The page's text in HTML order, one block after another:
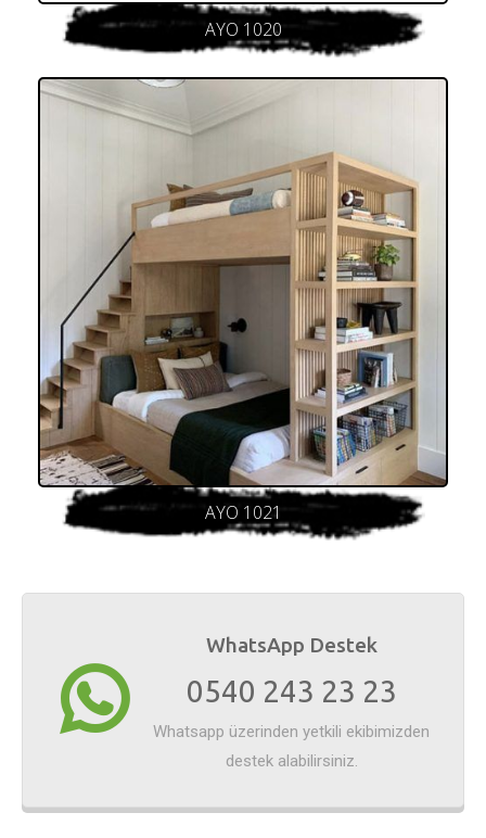
AYO 1020
AYO 1021
WhatsApp Destek
0540 243 23 23
Whatsapp üzerinden yetkili ekibimizden
destek alabilirsiniz.